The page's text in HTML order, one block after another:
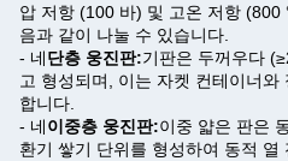
압 저항 (100 바) 및 고온 저항 (800
음과 같이 나눌 수 있습니다.
- 네단층 웅진판:기판은 두꺼우다
고 형성되며, 이는 자켓 컨테이너
합니다.
- 네이중층 웅진판:이중 얇은 판은
환기 쌓기 단위를 형성하여 동적 열